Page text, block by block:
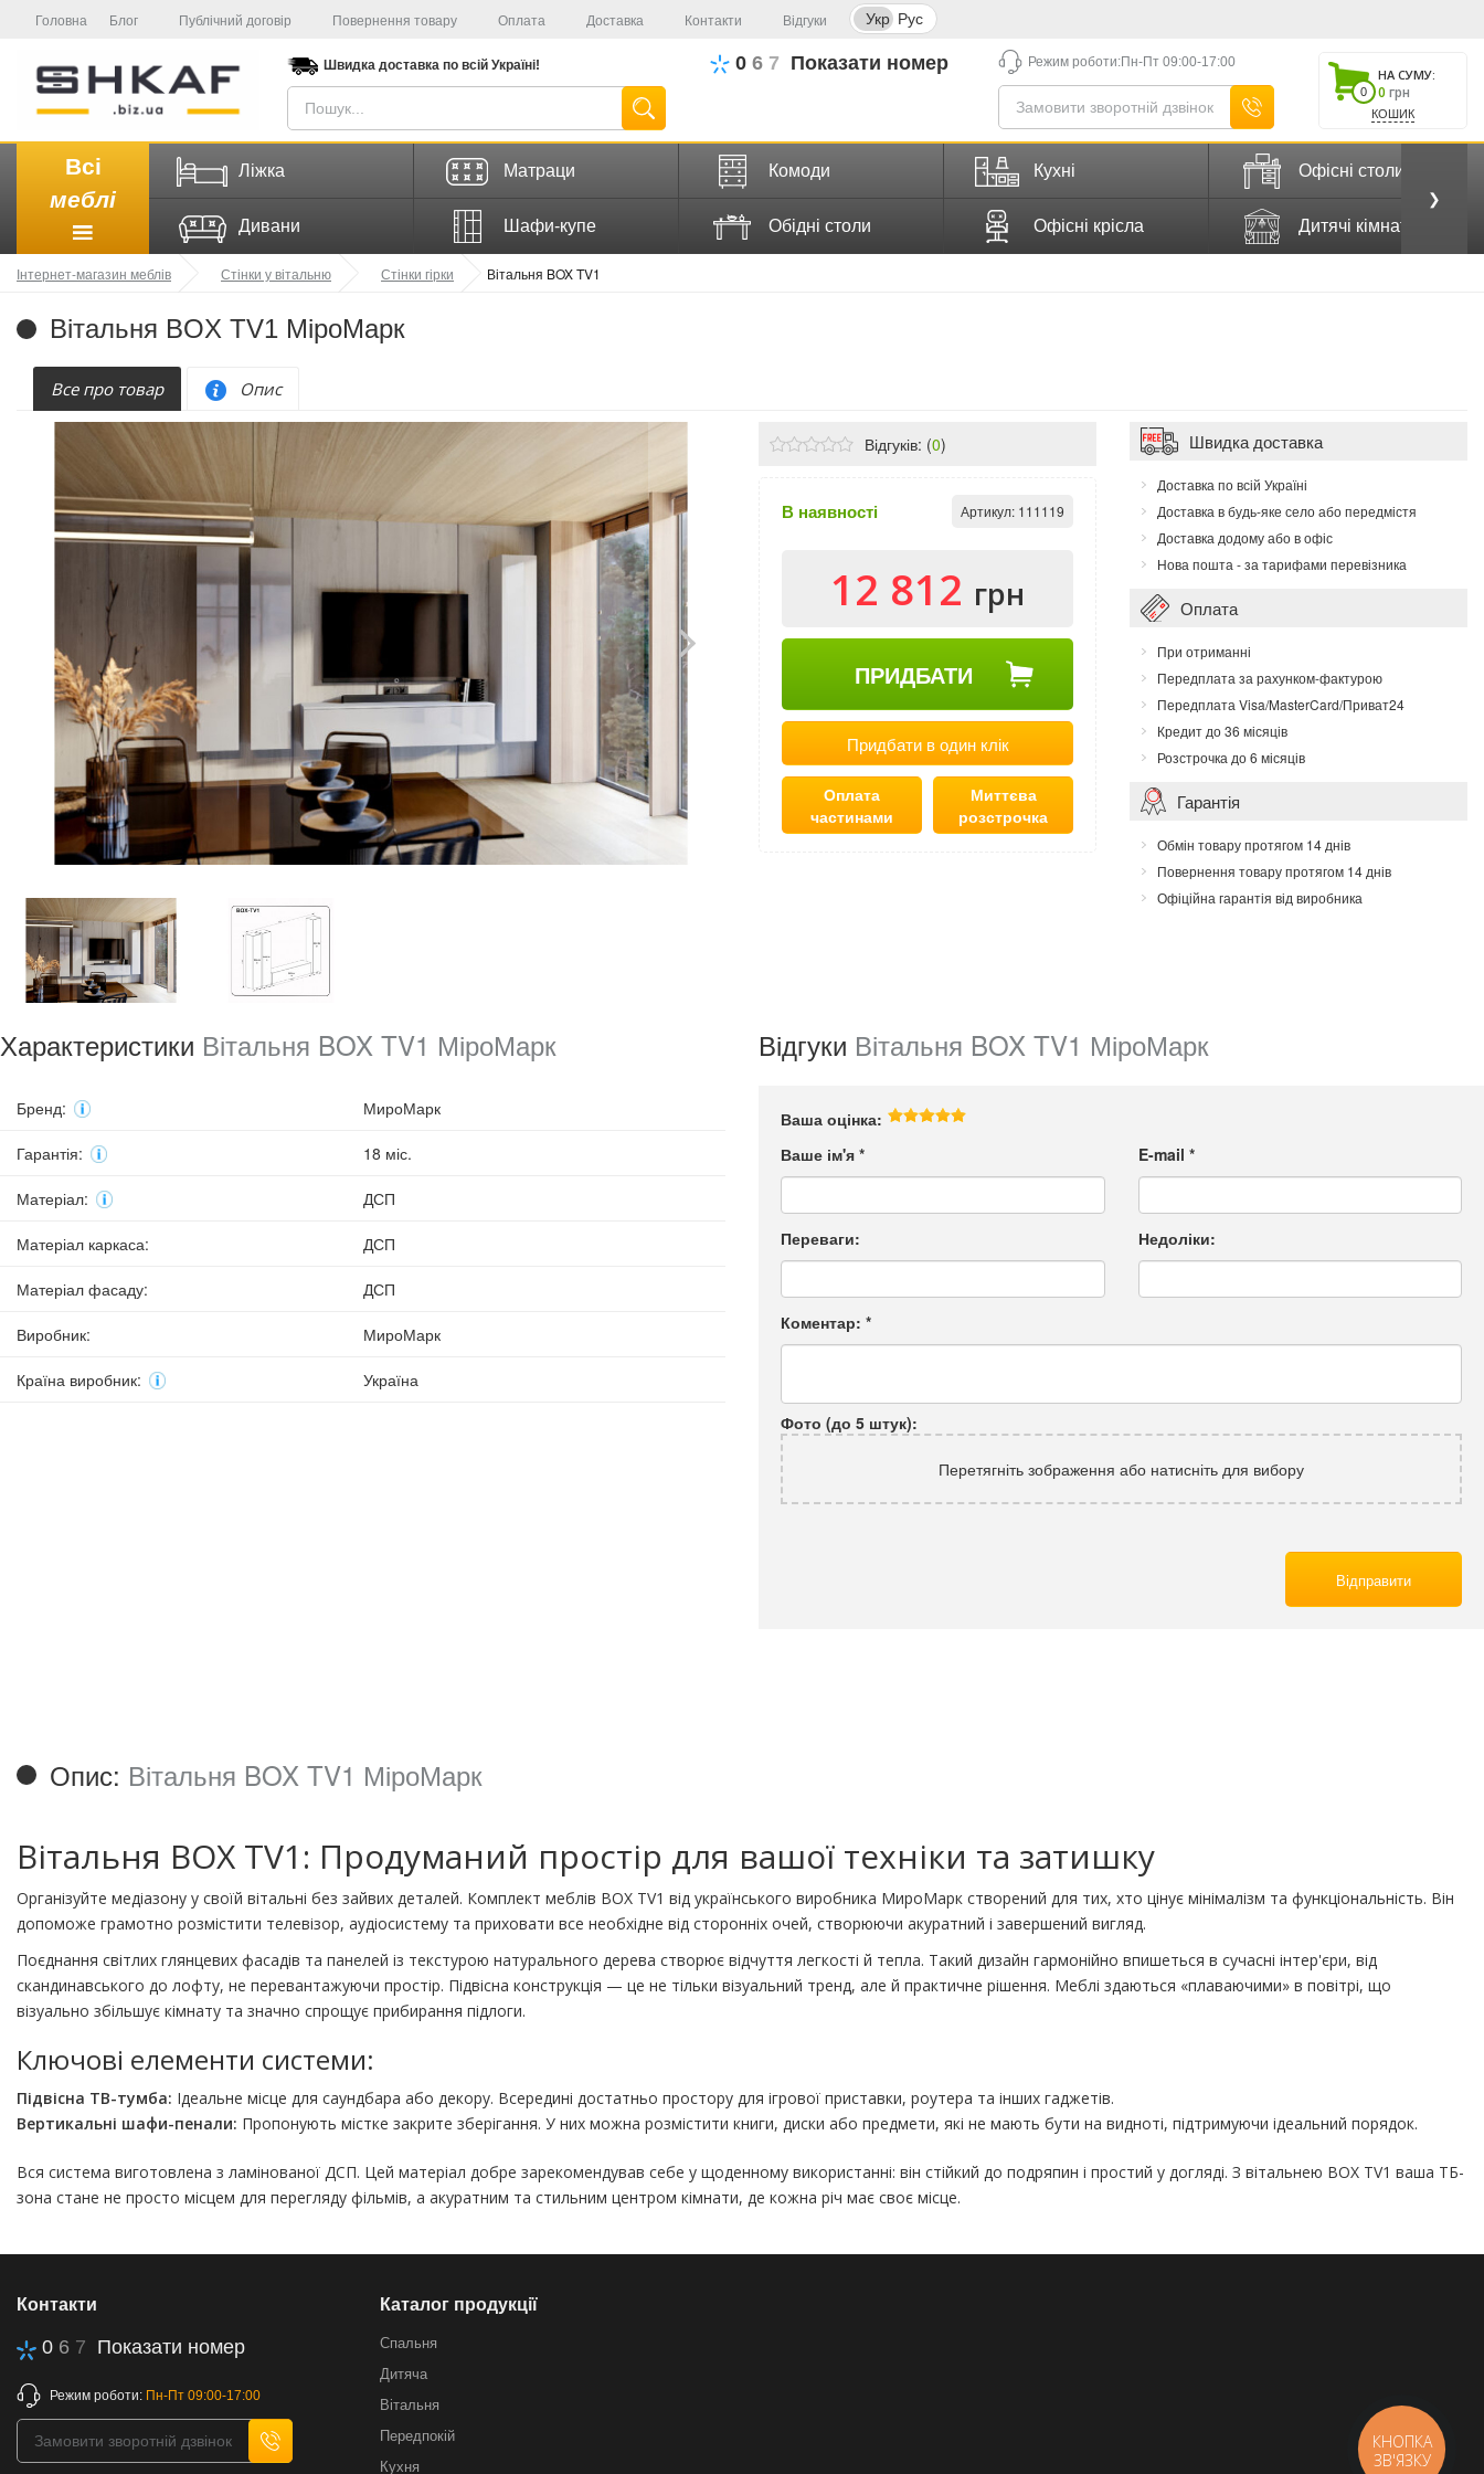
Головна Блог Публічний договір Повернення товару Оплата Доставка Контакти Відгуки Укр Рус
Швидка доставка по всій Україні! 0 6 7 Показати номер Режим роботи:Пн-Пт 09:00-17:00
0
НА СУМУ:
0 грн
КОШИК
Всі
меблі
Ліжка Матраци Комоди Кухні Офісні столи
Дивани Шафи-купе Обідні столи Офісні крісла Дитячі кімнати
❯
Інтернет-магазин меблів Стінки у вітальню Стінки гірки Вітальня BOX TV1
Вітальня BOX TV1 МіроМарк
Все про товар Опис
Відгуків: (0)
В наявності Артикул: 111119
12 812 грн
ПРИДБАТИ
Придбати в один клік
Оплата
частинами
Миттєва
розстрочка
Швидка доставка
Доставка по всій Україні
Доставка в будь-яке село або передмістя
Доставка додому або в офіс
Нова пошта - за тарифами перевізника
Оплата
При отриманні
Передплата за рахунком-фактурою
Передплата Visa/MasterCard/Приват24
Кредит до 36 місяців
Розстрочка до 6 місяців
Гарантія
Обмін товару протягом 14 днів
Повернення товару протягом 14 днів
Офіційна гарантія від виробника
Характеристики Вітальня BOX TV1 МіроМарк
Бренд: МироМарк
Гарантія: 18 міс.
Матеріал: ДСП
Матеріал каркаса: ДСП
Матеріал фасаду: ДСП
Виробник: МироМарк
Країна виробник: Україна
Відгуки Вітальня BOX TV1 МіроМарк
Ваша оцінка:
Ваше ім'я * E-mail *
Переваги: Недоліки:
Коментар: *
Фото (до 5 штук):
Перетягніть зображення або натисніть для вибору
Відправити
Опис: Вітальня BOX TV1 МіроМарк
Вітальня BOX TV1: Продуманий простір для вашої техніки та затишку
Організуйте медіазону у своїй вітальні без зайвих деталей. Комплект меблів BOX TV1 від українського виробника МироМарк створений для тих, хто цінує мінімалізм та функціональність. Він
допоможе грамотно розмістити телевізор, аудіосистему та приховати все необхідне від сторонніх очей, створюючи акуратний і завершений вигляд.
Поєднання світлих глянцевих фасадів та панелей із текстурою натурального дерева створює відчуття легкості й тепла. Такий дизайн гармонійно впишеться в сучасні інтер'єри, від
скандинавського до лофту, не перевантажуючи простір. Підвісна конструкція — це не тільки візуальний тренд, але й практичне рішення. Меблі здаються «плаваючими» в повітрі, що
візуально збільшує кімнату та значно спрощує прибирання підлоги.
Ключові елементи системи:
Підвісна ТВ-тумба: Ідеальне місце для саундбара або декору. Всередині достатньо простору для ігрової приставки, роутера та інших гаджетів.
Вертикальні шафи-пенали: Пропонують містке закрите зберігання. У них можна розмістити книги, диски або предмети, які не мають бути на видноті, підтримуючи ідеальний порядок.
Вся система виготовлена з ламінованої ДСП. Цей матеріал добре зарекомендував себе у щоденному використанні: він стійкий до подряпин і простий у догляді. З вітальнею BOX TV1 ваша ТБ-
зона стане не просто місцем для перегляду фільмів, а акуратним та стильним центром кімнати, де кожна річ має своє місце.
Контакти
0 6 7 Показати номер
Режим роботи: Пн-Пт 09:00-17:00
Каталог продукції
Спальня
Дитяча
Вітальня
Передпокій
Кухня
КНОПКА
ЗВ'ЯЗКУ